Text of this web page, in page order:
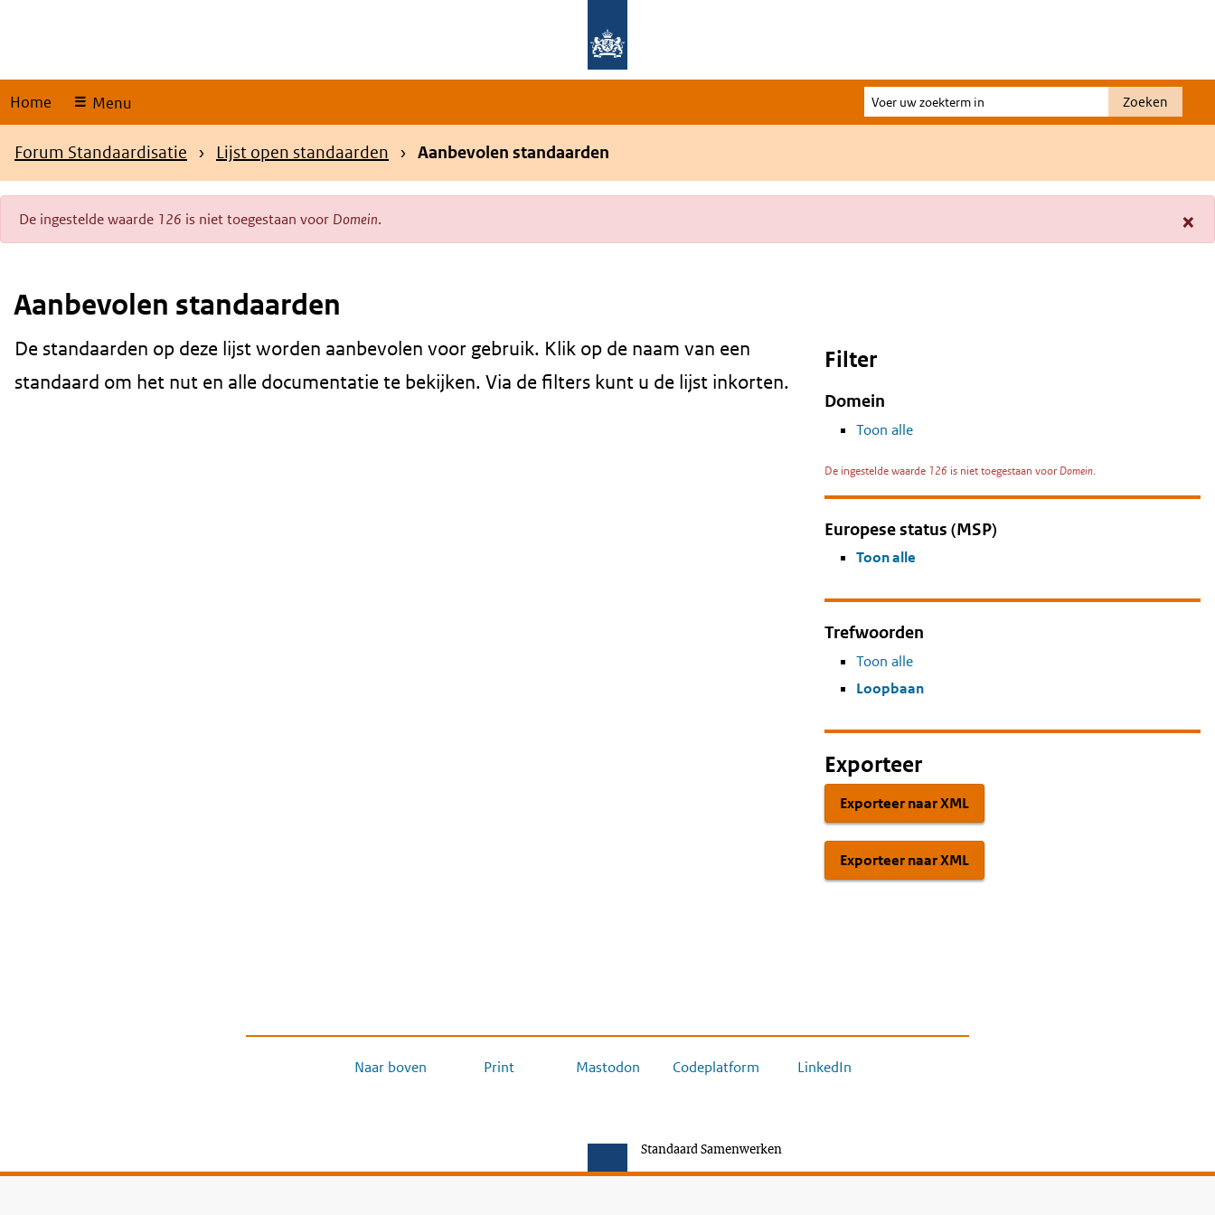
Home Menu
Voer
uw
Zoeken
Kruimelpad
Forum Standaardisatie Lijst open standaarden Aanbevolen standaarden
×
De ingestelde waarde 126 is niet toegestaan voor Domein.
Aanbevolen standaarden
Content
De standaarden op deze lijst worden aanbevolen voor gebruik. Klik op de naam van een
standaard om het nut en alle documentatie te bekijken. Via de filters kunt u de lijst inkorten.
Filter
Domein
Toon alle
De ingestelde waarde 126 is niet toegestaan voor Domein.
Europese status (MSP)
Toon alle
Trefwoorden
Toon alle
Loopbaan
Exporteer
Exporteer naar XML
Exporteer naar XML
Naar boven Print Mastodon Codeplatform LinkedIn
Standaard Samenwerken